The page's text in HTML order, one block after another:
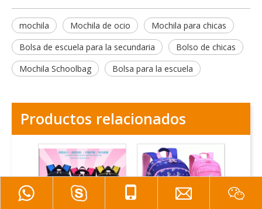
mochila Mochila de ocio
Mochila para chicas
Bolsa de escuela para la secundaria
Bolso de chicas
Mochila Schoolbag
Bolsa para la escuela
Productos relacionados